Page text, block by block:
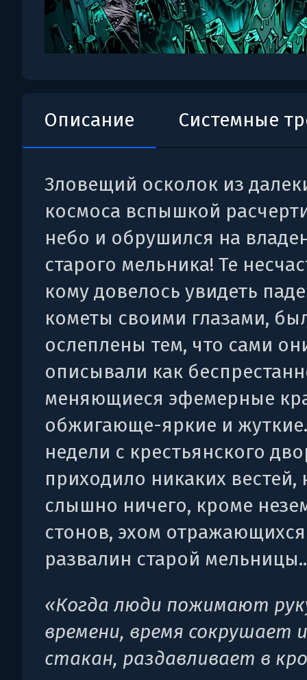
Описание Системные
Зловещий осколок из
космоса вспышкой
небо и обрушился на
старого мельника! Те
кому довелось увидеть
кометы своими глазами,
ослеплены тем, что сами
описывали как
меняющиеся эфемерные
обжигающе-яркие и
недели с крестьянского
приходило никаких вестей,
слышно ничего, кроме
стонов, эхом
развалин старой
«Когда люди пожимают
времени, время сокрушает
стакан, раздавливает в